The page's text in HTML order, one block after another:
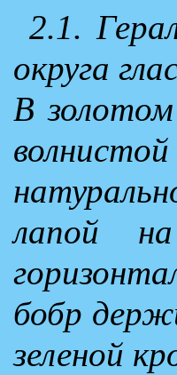
2.1.
округа
В
лапой
бобр
зеленой